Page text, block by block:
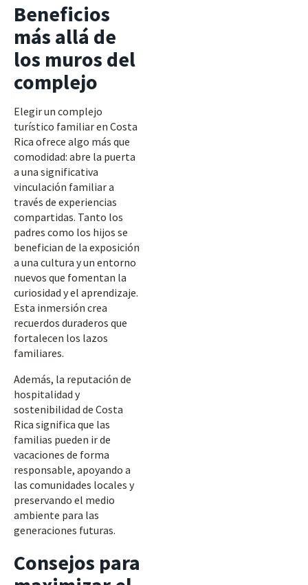
Beneficios
más allá de
los muros del
complejo
Elegir un complejo
turístico familiar en Costa
Rica ofrece algo más que
comodidad: abre la puerta
a una significativa
vinculación familiar a
través de experiencias
compartidas. Tanto los
padres como los hijos se
benefician de la exposición
a una cultura y un entorno
nuevos que fomentan la
curiosidad y el aprendizaje.
Esta inmersión crea
recuerdos duraderos que
fortalecen los lazos
familiares.
Además, la reputación de
hospitalidad y
sostenibilidad de Costa
Rica significa que las
familias pueden ir de
vacaciones de forma
responsable, apoyando a
las comunidades locales y
preservando el medio
ambiente para las
generaciones futuras.
Consejos para